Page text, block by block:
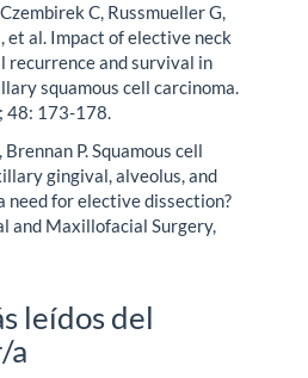
C, Russmueller G,
et al. Impact of elective neck
recurrence and survival in
squamous cell carcinoma.
48: 173-178.
P. Squamous cell
gingival, alveolus, and
need for elective dissection?
and Maxillofacial Surgery,
leídos del
a